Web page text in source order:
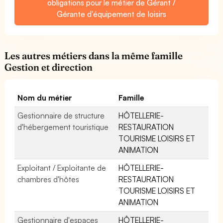
obligations pour le métier de Gérant /
Gérante d'équipement de loisirs
Les autres métiers dans la même famille
Gestion et direction
Nom du métier
Famille
Gestionnaire de structure
d'hébergement touristique
HÔTELLERIE-
RESTAURATION
TOURISME LOISIRS ET
ANIMATION
Exploitant / Exploitante de
chambres d'hôtes
HÔTELLERIE-
RESTAURATION
TOURISME LOISIRS ET
ANIMATION
Gestionnaire d'espaces
HÔTELLERIE-